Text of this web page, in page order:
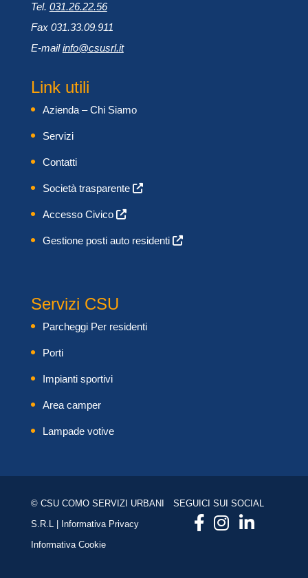
Tel. 031.26.22.56
Fax 031.33.09.911
E-mailinfo@csusrl.it
Link utili
Azienda – Chi Siamo
Servizi
Contatti
Società trasparente
Accesso Civico
Gestione posti auto residenti
Servizi CSU
Parcheggi Per residenti
Porti
Impianti sportivi
Area camper
Lampade votive
© CSU COMO SERVIZI URBANI
S.R.L |
Informativa Privacy
Informativa Cookie
SEGUICI SUI SOCIAL